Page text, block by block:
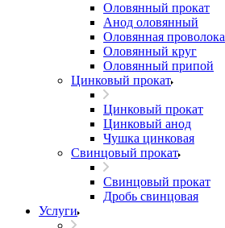
Оловянный прокат
Анод оловянный
Оловянная проволока
Оловянный круг
Оловянный припой
Цинковый прокат
Цинковый прокат
Цинковый анод
Чушка цинковая
Свинцовый прокат
Свинцовый прокат
Дробь свинцовая
Услуги